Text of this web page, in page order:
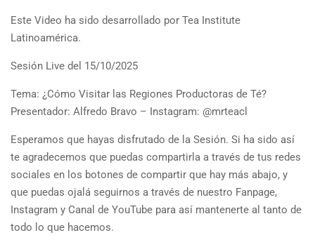
Este Video ha sido desarrollado por Tea Institute
Latinoamérica.
Sesión Live del 15/10/2025
Tema: ¿Cómo Visitar las Regiones Productoras de Té?
Presentador: Alfredo Bravo – Instagram: @mrteacl
Esperamos que hayas disfrutado de la Sesión. Si ha sido así
te agradecemos que puedas compartirla a través de tus redes
sociales en los botones de compartir que hay más abajo, y
que puedas ojalá seguirnos a través de nuestro Fanpage,
Instagram y Canal de YouTube para así mantenerte al tanto de
todo lo que hacemos.